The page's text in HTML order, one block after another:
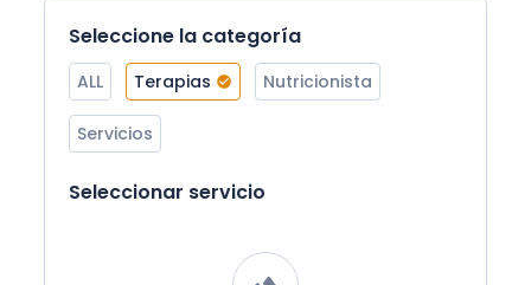
Seleccione la categoría
ALL Terapias Nutricionista
Servicios
Seleccionar servicio